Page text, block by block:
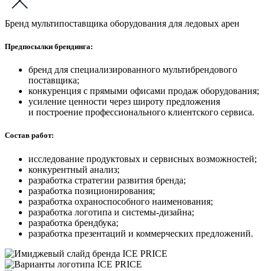
Бренд мультипоставщика оборудования для ледовых арен
Предпосылки брендинга:
бренд для специализированного мультибрендового
поставщика;
конкуренция с прямыми офисами продаж оборудования;
усиление ценности через широту предложения
и построение профессионального клиентского сервиса.
Состав работ:
исследование продуктовых и сервисных возможностей;
конкурентный анализ;
разработка стратегии развития бренда;
разработка позиционирования;
разработка охраноспособного наименования;
разработка логотипа и системы-дизайна;
разработка брендбука;
разработка презентаций и коммерческих предложений.